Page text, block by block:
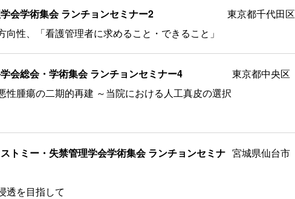
会学術集会 ランチョンセミナー2
向性、「看護管理者に求めること・できること」
東京都千代田区
会総会・学術集会 ランチョンセミナー4
性腫瘍の二期的再建 ～当院における人工真皮の選択
東京都中央区
トミー・失禁管理学会学術集会 ランチョンセミナ
透を目指して
宮城県仙台市